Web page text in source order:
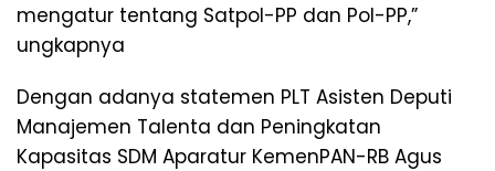
mengatur tentang Satpol-PP dan Pol-PP,”
ungkapnya
Dengan adanya statemen PLT Asisten Deputi
Manajemen Talenta dan Peningkatan
Kapasitas SDM Aparatur KemenPAN-RB Agus